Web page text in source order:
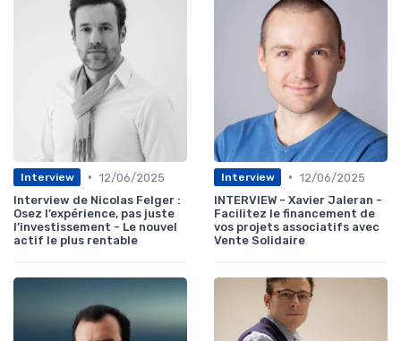
Interview • 12/06/2025
Interview de Nicolas Felger :
Osez l’expérience, pas juste
l’investissement - Le nouvel
actif le plus rentable
Interview • 12/06/2025
INTERVIEW - Xavier Jaleran -
Facilitez le financement de
vos projets associatifs avec
Vente Solidaire